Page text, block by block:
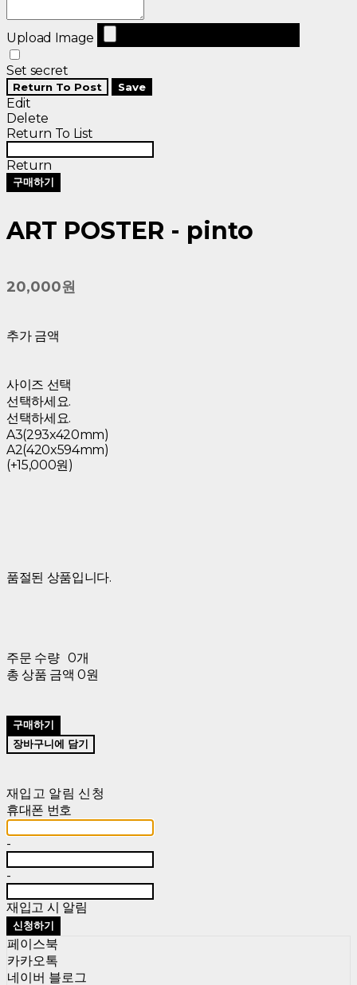
Upload Image
Set secret
Return To Post Save
Edit
Delete
Return To List
Return
구매하기
ART POSTER - pinto
20,000원
추가 금액
사이즈 선택
선택하세요.
선택하세요.
A3(293x420mm)
A2(420x594mm)
(+15,000원)
품절된 상품입니다.
주문 수량 0개
총 상품 금액 0원
구매하기
장바구니에 담기
재입고 알림 신청
휴대폰 번호
-
-
재입고 시 알림
신청하기
페이스북
카카오톡
네이버 블로그